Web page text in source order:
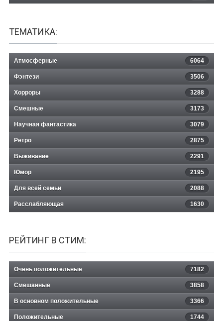
ТЕМАТИКА:
Атмосферные 6064
Фэнтези 3506
Хорроры 3288
Смешные 3173
Научная фантастика 3079
Ретро 2875
Выживание 2291
Юмор 2195
Для всей семьи 2088
Расслабляющая 1630
РЕЙТИНГ В СТИМ:
Очень положительные 7182
Смешанные 3858
В основном положительные 3366
Положительные 1744